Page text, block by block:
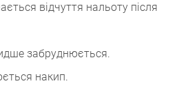
відчуття нальоту після
забруднюється.
накип.